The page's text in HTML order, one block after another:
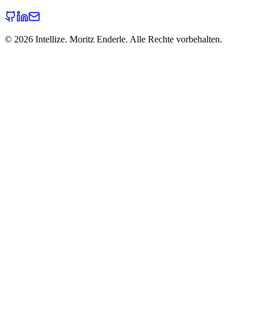
© 2026 Intellize. Moritz Enderle. Alle Rechte vorbehalten.